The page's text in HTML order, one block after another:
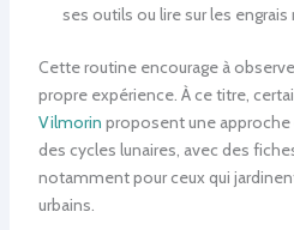
ses outils ou lire sur les engrais
Cette routine encourage à
propre expérience. À ce titre,
Vilmorin proposent une
des cycles lunaires, avec des
notamment pour ceux qui
urbains.